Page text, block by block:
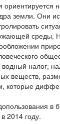
земли. Они
среды,
налог;
веществ,
которые
в
2014 году.